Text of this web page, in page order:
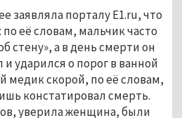
заявляла порталу E1.ru, что
её словам, мальчик часто
стену», а в день смерти он
и ударился о порог в ванной
медик скорой, по её словам,
констатировал смерть.
уверила женщина, были